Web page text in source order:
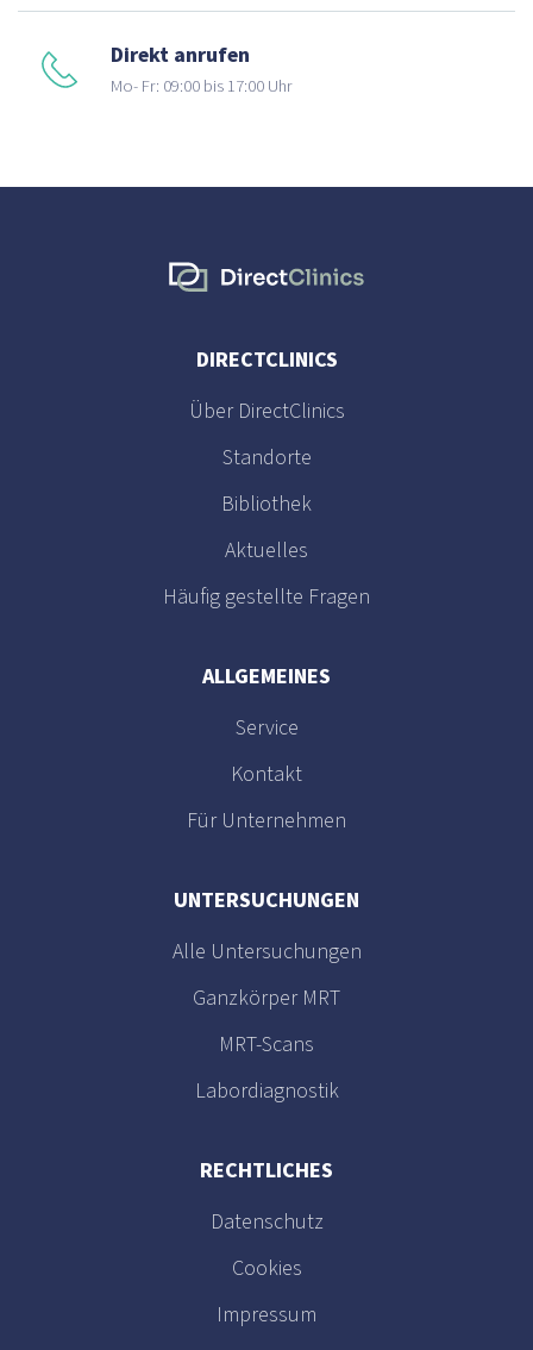
Direkt anrufen
Mo- Fr: 09:00 bis 17:00 Uhr
DIRECTCLINICS
Über DirectClinics
Standorte
Bibliothek
Aktuelles
Häufig gestellte Fragen
ALLGEMEINES
Service
Kontakt
Für Unternehmen
UNTERSUCHUNGEN
Alle Untersuchungen
Ganzkörper MRT
MRT-Scans
Labordiagnostik
RECHTLICHES
Datenschutz
Cookies
Impressum